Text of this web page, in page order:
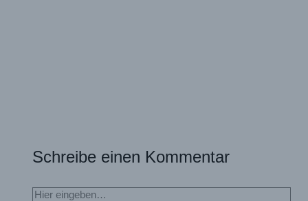
Schreibe einen Kommentar
Hier